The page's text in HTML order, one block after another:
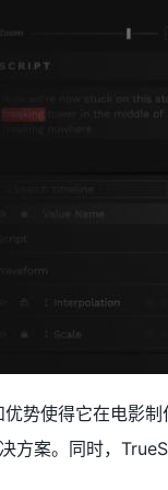
势使得它在电影
方案。同时，